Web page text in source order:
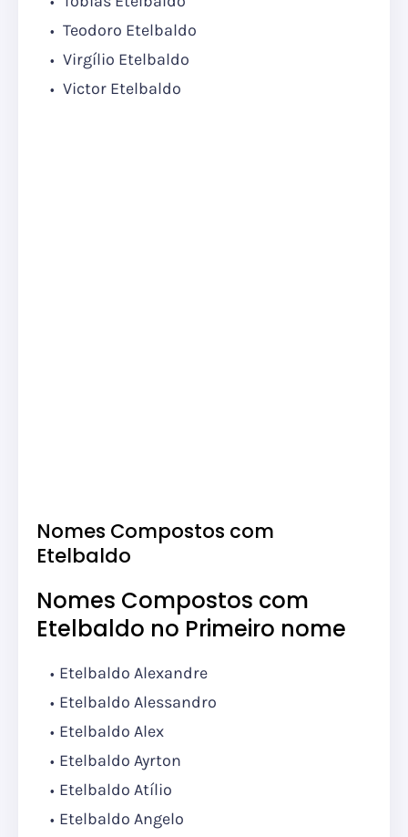
Teodoro Etelbaldo
Virgílio Etelbaldo
Victor Etelbaldo
Nomes Compostos com
Etelbaldo
Nomes Compostos com
Etelbaldo no Primeiro nome
Etelbaldo Alexandre
Etelbaldo Alessandro
Etelbaldo Alex
Etelbaldo Ayrton
Etelbaldo Atílio
Etelbaldo Angelo